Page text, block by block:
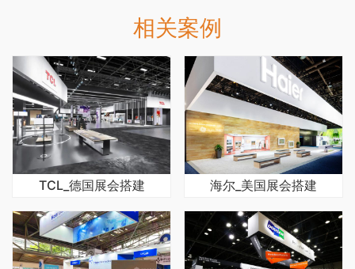
相关案例
TCL_德国展会搭建 海尔_美国展会搭建